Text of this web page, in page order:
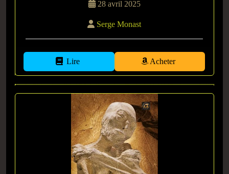
28 avril 2025
Serge Monast
Lire Acheter